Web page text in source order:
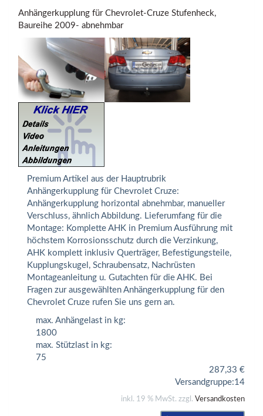
Anhängerkupplung für Chevrolet-Cruze Stufenheck,
Baureihe 2009- abnehmbar
Premium Artikel aus der Hauptrubrik
Anhängerkupplung für Chevrolet Cruze:
Anhängerkupplung horizontal abnehmbar, manueller
Verschluss, ähnlich Abbildung. Lieferumfang für die
Montage: Komplette AHK in Premium Ausführung mit
höchstem Korrosionsschutz durch die Verzinkung,
AHK komplett inklusiv Querträger, Befestigungsteile,
Kupplungskugel, Schraubensatz, Nachrüsten
Montageanleitung u. Gutachten für die AHK. Bei
Fragen zur ausgewählten Anhängerkupplung für den
Chevrolet Cruze rufen Sie uns gern an.
max. Anhängelast in kg:
1800
max. Stützlast in kg:
75
287,33 €
Versandgruppe:14
inkl. 19 % MwSt. zzgl. Versandkosten